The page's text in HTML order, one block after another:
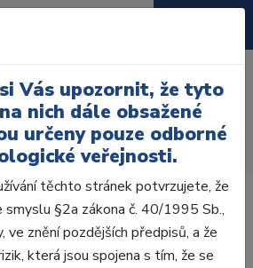
Anestezie
Chirurgie
a násadce
Vás upozornit, že tyto
nich dále obsažené
určeny pouze odborné
veřejnosti.
těchto stránek potvrzujete, že
§2a zákona č. 40/1995 Sb.,
ve znění pozdějších předpisů, a že
která jsou spojena s tím, že se